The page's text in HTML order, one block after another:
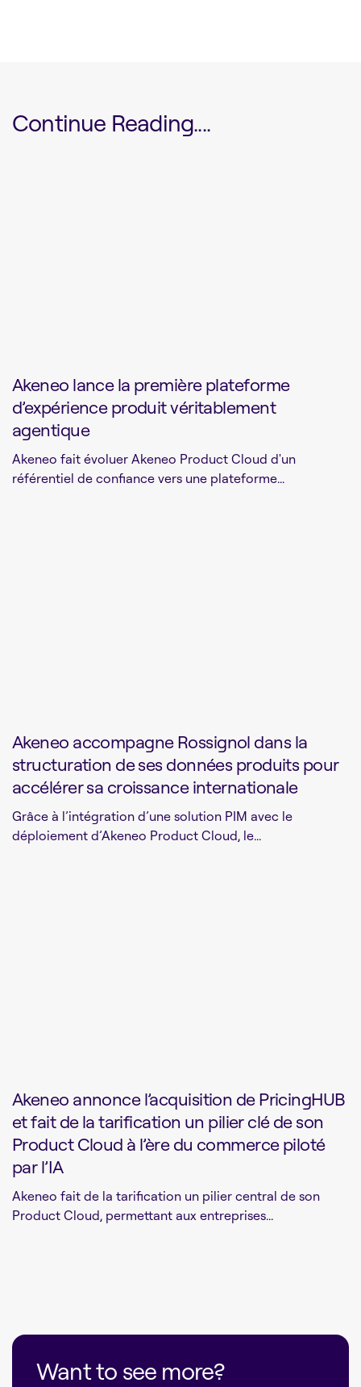
Continue Reading....
Akeneo lance la première plateforme
d’expérience produit véritablement
agentique
Akeneo fait évoluer Akeneo Product Cloud d'un
référentiel de confiance vers une plateforme...
Akeneo accompagne Rossignol dans la
structuration de ses données produits pour
accélérer sa croissance internationale
Grâce à l’intégration d’une solution PIM avec le
déploiement d’Akeneo Product Cloud, le...
Akeneo annonce l’acquisition de PricingHUB
et fait de la tarification un pilier clé de son
Product Cloud à l’ère du commerce piloté
par l’IA
Akeneo fait de la tarification un pilier central de son
Product Cloud, permettant aux entreprises...
Want to see more?